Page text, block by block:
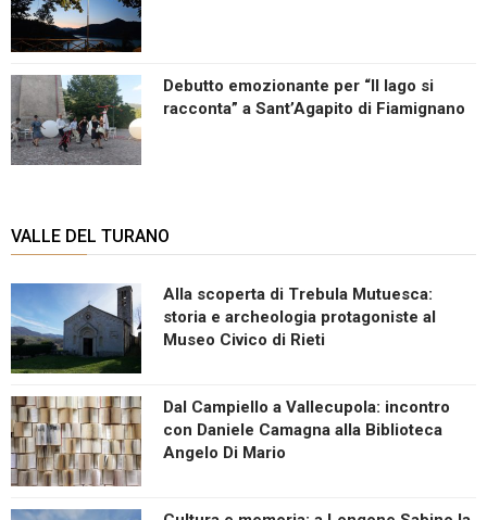
Debutto emozionante per “Il lago si
racconta” a Sant’Agapito di Fiamignano
VALLE DEL TURANO
Alla scoperta di Trebula Mutuesca:
storia e archeologia protagoniste al
Museo Civico di Rieti
Dal Campiello a Vallecupola: incontro
con Daniele Camagna alla Biblioteca
Angelo Di Mario